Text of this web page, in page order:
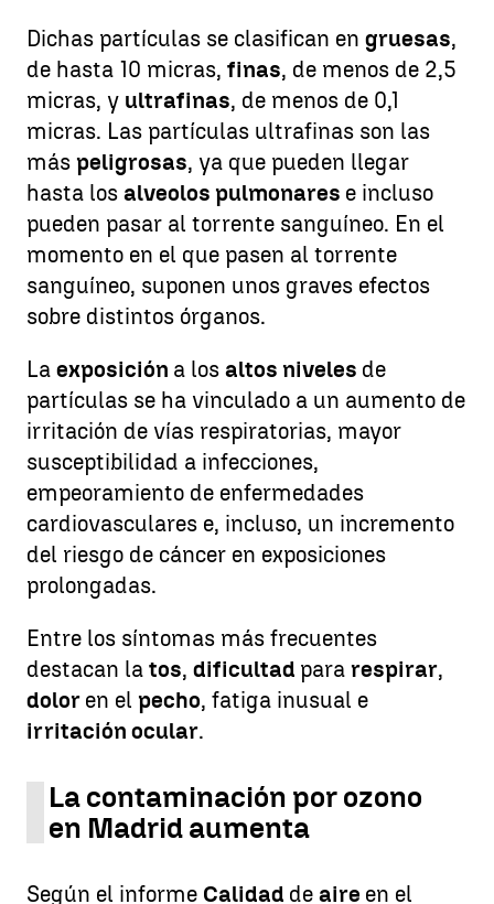
Dichas partículas se clasifican en gruesas,
de hasta 10 micras, finas, de menos de 2,5
micras, y ultrafinas, de menos de 0,1
micras. Las partículas ultrafinas son las
más peligrosas, ya que pueden llegar
hasta los alveolos pulmonares e incluso
pueden pasar al torrente sanguíneo. En el
momento en el que pasen al torrente
sanguíneo, suponen unos graves efectos
sobre distintos órganos.
La exposición a los altos niveles de
partículas se ha vinculado a un aumento de
irritación de vías respiratorias, mayor
susceptibilidad a infecciones,
empeoramiento de enfermedades
cardiovasculares e, incluso, un incremento
del riesgo de cáncer en exposiciones
prolongadas.
Entre los síntomas más frecuentes
destacan la tos, dificultad para respirar,
dolor en el pecho, fatiga inusual e
irritación ocular.
La contaminación por ozono
en Madrid aumenta
Según el informe Calidad de aire en el